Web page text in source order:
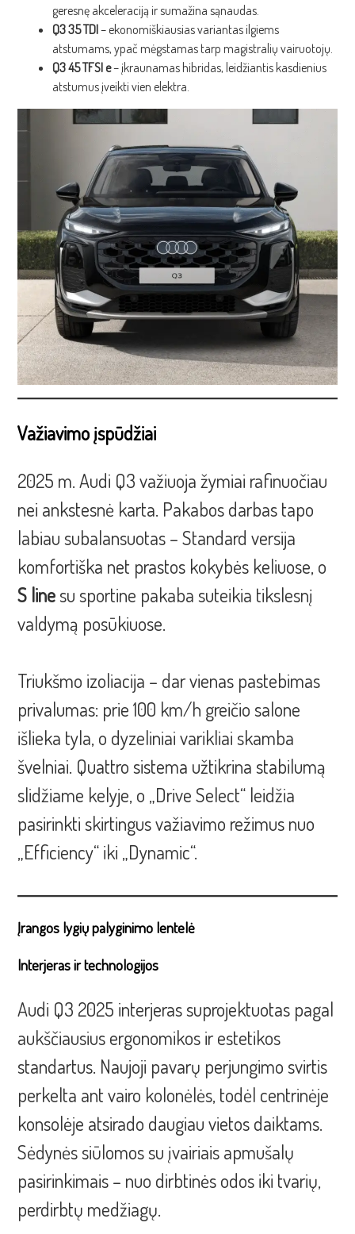
geresnę akceleraciją ir sumažina sąnaudas.
Q3 35 TDI– ekonomiškiausias variantas ilgiems
atstumams, ypač mėgstamas tarp magistralių vairuotojų.
Q3 45 TFSI e– įkraunamas hibridas, leidžiantis kasdienius
atstumus įveikti vien elektra.
Važiavimo įspūdžiai
2025 m. Audi Q3 važiuoja žymiai rafinuočiau
nei ankstesnė karta. Pakabos darbas tapo
labiau subalansuotas – Standard versija
komfortiška net prastos kokybės keliuose, o
S linesu sportine pakaba suteikia tikslesnį
valdymą posūkiuose.
Triukšmo izoliacija – dar vienas pastebimas
privalumas: prie 100 km/h greičio salone
išlieka tyla, o dyzeliniai varikliai skamba
švelniai. Quattro sistema užtikrina stabilumą
slidžiame kelyje, o „Drive Select“ leidžia
pasirinkti skirtingus važiavimo režimus nuo
„Efficiency“ iki „Dynamic“.
Įrangos lygių palyginimo lentelė
Interjeras ir technologijos
Audi Q3 2025 interjeras suprojektuotas pagal
aukščiausius ergonomikos ir estetikos
standartus. Naujoji pavarų perjungimo svirtis
perkelta ant vairo kolonėlės, todėl centrinėje
konsolėje atsirado daugiau vietos daiktams.
Sėdynės siūlomos su įvairiais apmušalų
pasirinkimais – nuo dirbtinės odos iki tvarių,
perdirbtų medžiagų.